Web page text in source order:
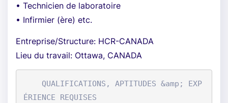
• Technicien de laboratoire
• Infirmier (ère) etc.
Entreprise/Structure: HCR-CANADA
Lieu du travail: Ottawa, CANADA